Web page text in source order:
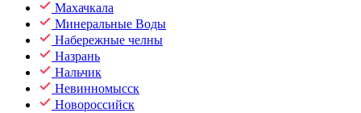
Махачкала
Минеральные Воды
Набережные челны
Назрань
Нальчик
Невинномысск
Новороссийск